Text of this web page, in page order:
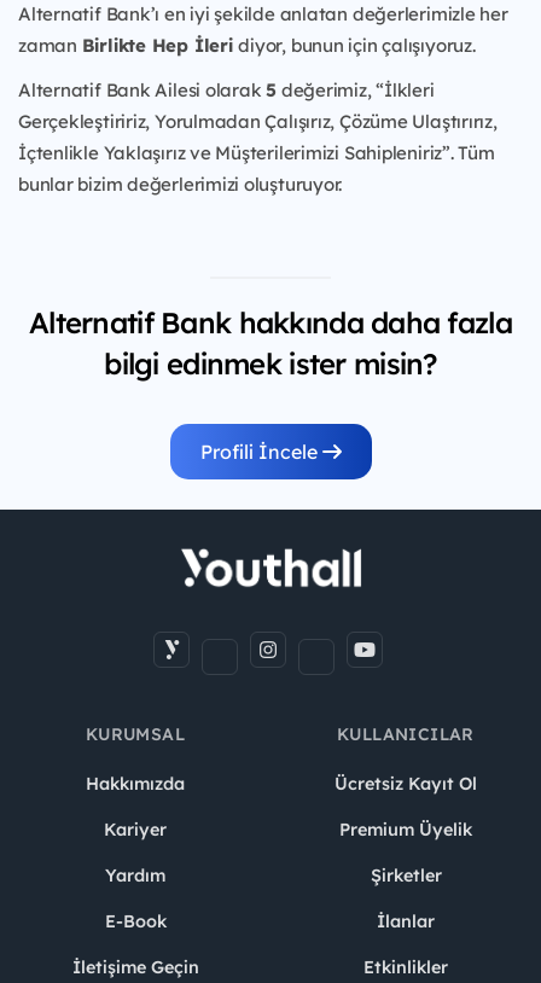
Alternatif Bank’ı en iyi şekilde anlatan değerlerimizle her
zaman Birlikte Hep İleridiyor, bunun için çalışıyoruz.
Alternatif Bank Ailesi olarak5 değerimiz, “İlkleri
Gerçekleştiririz, Yorulmadan Çalışırız, Çözüme Ulaştırırız,
İçtenlikle Yaklaşırız ve Müşterilerimizi Sahipleniriz”. Tüm
bunlar bizim değerlerimizi oluşturuyor.
Alternatif Bank hakkında daha fazla
bilgi edinmek ister misin?
Profili İncele
KURUMSAL
Hakkımızda
Kariyer
Yardım
E-Book
İletişime Geçin
KULLANICILAR
Ücretsiz Kayıt Ol
Premium Üyelik
Şirketler
İlanlar
Etkinlikler